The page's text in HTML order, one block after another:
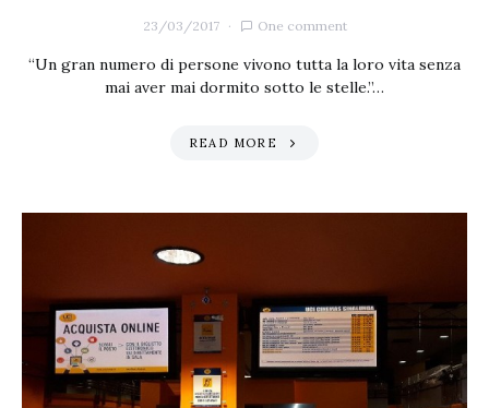
23/03/2017 One comment
“Un gran numero di persone vivono tutta la loro vita senza
mai aver mai dormito sotto le stelle.”…
READ MORE